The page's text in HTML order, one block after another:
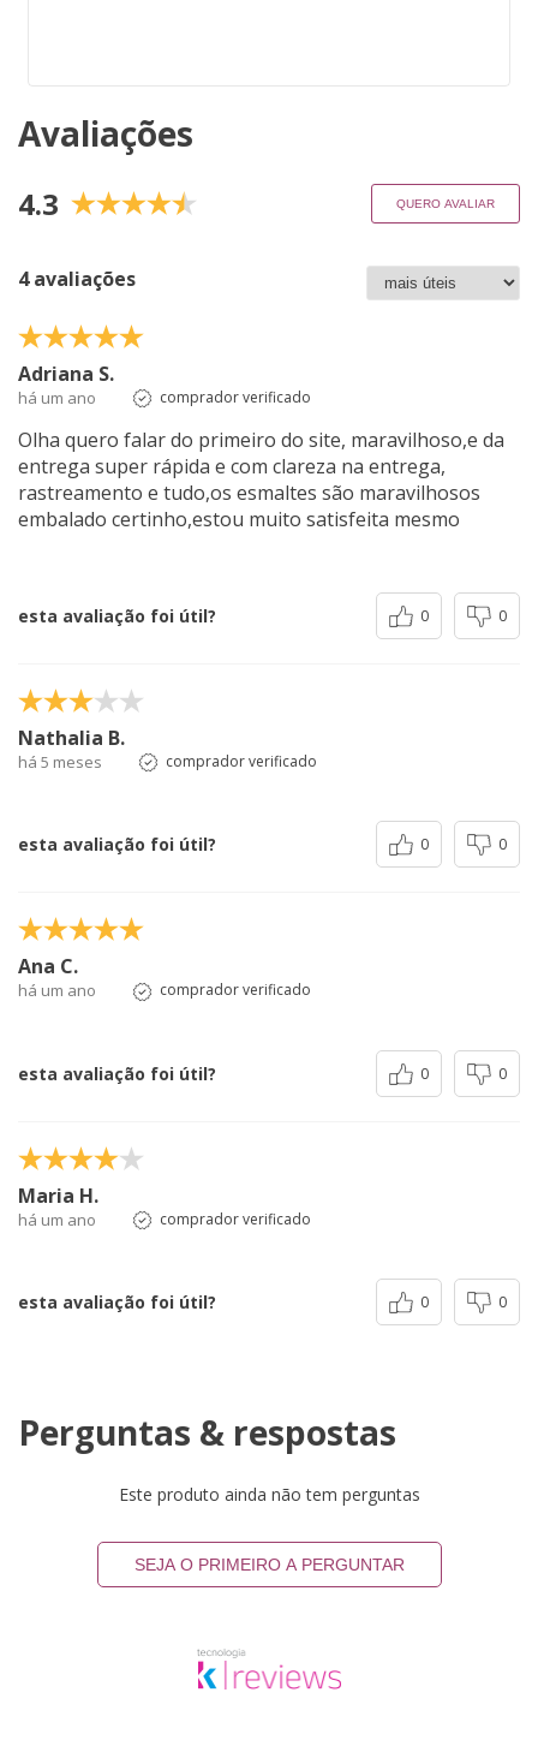
Avaliações
4.3 QUERO AVALIAR
4 avaliações
Adriana S.
há um ano comprador verificado
Olha quero falar do primeiro do site, maravilhoso,e da
entrega super rápida e com clareza na entrega,
rastreamento e tudo,os esmaltes são maravilhosos
embalado certinho,estou muito satisfeita mesmo
esta avaliação foi útil? 0 0
Nathalia B.
há 5 meses comprador verificado
esta avaliação foi útil? 0 0
Ana C.
há um ano comprador verificado
esta avaliação foi útil? 0 0
Maria H.
há um ano comprador verificado
esta avaliação foi útil? 0 0
Perguntas & respostas
Este produto ainda não tem perguntas
SEJA O PRIMEIRO A PERGUNTAR